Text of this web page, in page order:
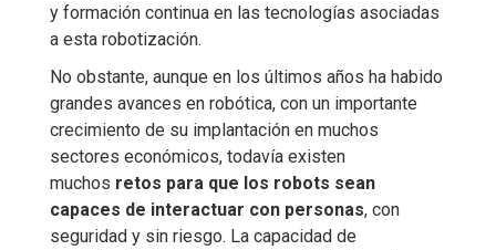
y formación continua en las tecnologías asociadas
a esta robotización.
No obstante, aunque en los últimos años ha habido
grandes avances en robótica, con un importante
crecimiento de su implantación en muchos
sectores económicos, todavía existen
muchos retos para que los robots sean
capaces de interactuar con personas, con
seguridad y sin riesgo. La capacidad de